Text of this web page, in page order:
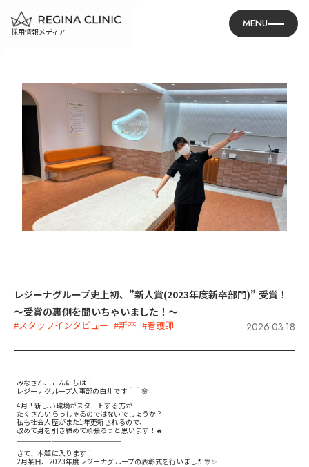
採用情報メディア
MENU
レジーナグループ史上初、”新人賞(2023年度新卒部門)” 受賞！
～受賞の裏側を聞いちゃいました！～
#スタッフインタビュー #新卒 #看護師 2026.03.18
みなさん、こんにちは！
レジーナグループ人事部の白井です＾＾🌸
4月！新しい環境がスタートする方が
たくさんいらっしゃるのではないでしょうか？
私も社会人歴がまた1年更新されるので、
改めて身を引き締めて頑張ろうと思います！🔥
さて、本題に入ります！
2月某日、2023年度レジーナグループの表彰式を行いました🎊✨